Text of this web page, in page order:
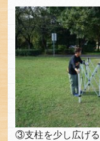
③支柱を少し広げる